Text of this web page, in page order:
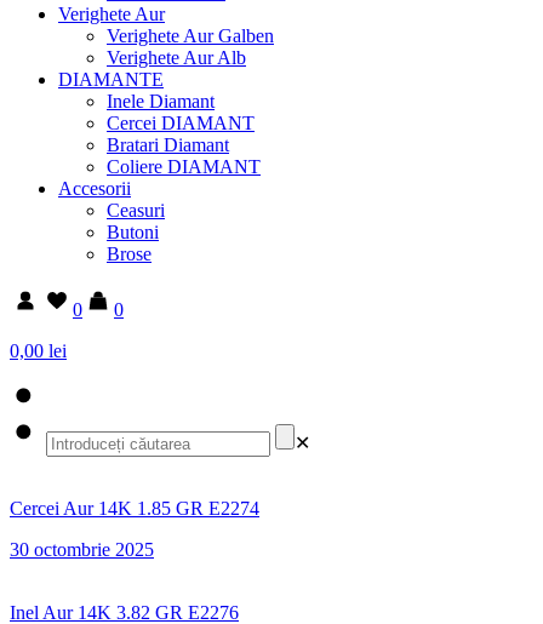
Verighete Aur
Verighete Aur Galben
Verighete Aur Alb
DIAMANTE
Inele Diamant
Cercei DIAMANT
Bratari Diamant
Coliere DIAMANT
Accesorii
Ceasuri
Butoni
Brose
0
0
0,00 lei
✕
Cercei Aur 14K 1.85 GR E2274
30 octombrie 2025
Inel Aur 14K 3.82 GR E2276